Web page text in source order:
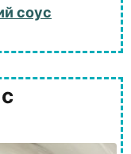
соус